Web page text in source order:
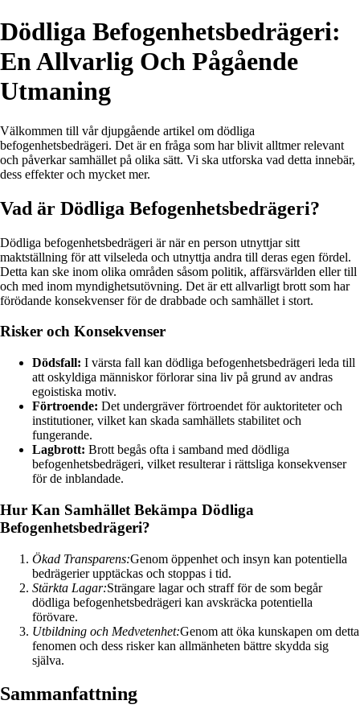
Dödliga Befogenhetsbedrägeri:
En Allvarlig Och Pågående
Utmaning
Välkommen till vår djupgående artikel om dödliga
befogenhetsbedrägeri. Det är en fråga som har blivit alltmer relevant
och påverkar samhället på olika sätt. Vi ska utforska vad detta innebär,
dess effekter och mycket mer.
Vad är Dödliga Befogenhetsbedrägeri?
Dödliga befogenhetsbedrägeri är när en person utnyttjar sitt
maktställning för att vilseleda och utnyttja andra till deras egen fördel.
Detta kan ske inom olika områden såsom politik, affärsvärlden eller till
och med inom myndighetsutövning. Det är ett allvarligt brott som har
förödande konsekvenser för de drabbade och samhället i stort.
Risker och Konsekvenser
Dödsfall: I värsta fall kan dödliga befogenhetsbedrägeri leda till
att oskyldiga människor förlorar sina liv på grund av andras
egoistiska motiv.
Förtroende: Det undergräver förtroendet för auktoriteter och
institutioner, vilket kan skada samhällets stabilitet och
fungerande.
Lagbrott: Brott begås ofta i samband med dödliga
befogenhetsbedrägeri, vilket resulterar i rättsliga konsekvenser
för de inblandade.
Hur Kan Samhället Bekämpa Dödliga
Befogenhetsbedrägeri?
Ökad Transparens:Genom öppenhet och insyn kan potentiella
bedrägerier upptäckas och stoppas i tid.
Stärkta Lagar:Strängare lagar och straff för de som begår
dödliga befogenhetsbedrägeri kan avskräcka potentiella
förövare.
Utbildning och Medvetenhet:Genom att öka kunskapen om detta
fenomen och dess risker kan allmänheten bättre skydda sig
själva.
Sammanfattning